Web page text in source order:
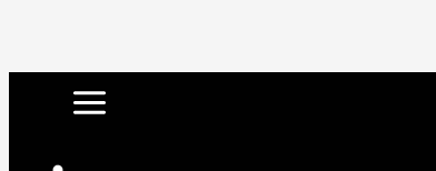
contenuto